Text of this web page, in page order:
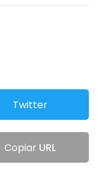
Twitter
Copiar URL